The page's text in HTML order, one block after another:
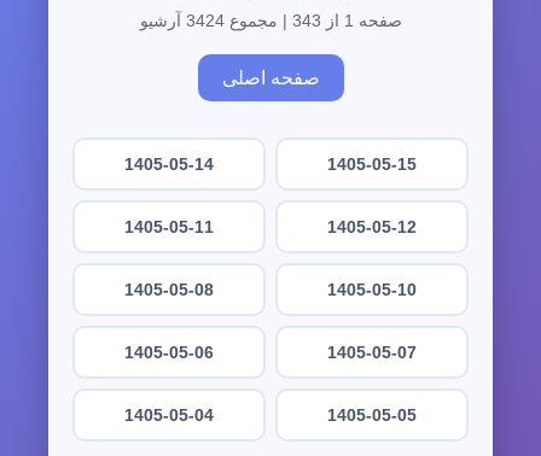
صفحه 1 از 343 | مجموع 3424 آرشیو
صفحه اصلی
1405-05-15
1405-05-14
1405-05-12
1405-05-11
1405-05-10
1405-05-08
1405-05-07
1405-05-06
1405-05-05
1405-05-04